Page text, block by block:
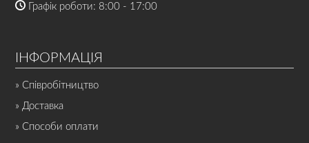
Графік роботи: 8:00 - 17:00
ІНФОРМАЦІЯ
» Співробітництво
» Доставка
» Способи оплати